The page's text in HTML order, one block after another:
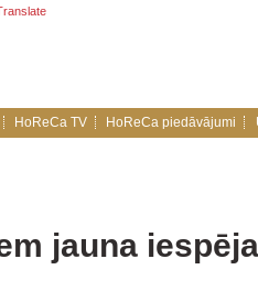
HoReCa TV HoReCa piedāvājumi
jauna